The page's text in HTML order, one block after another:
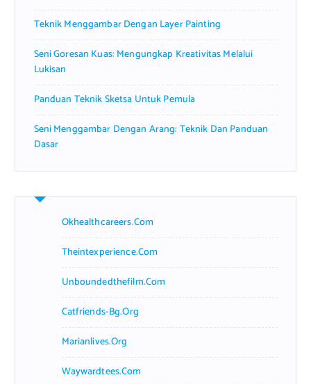
Teknik Menggambar Dengan Layer Painting
Seni Goresan Kuas: Mengungkap Kreativitas Melalui
Lukisan
Panduan Teknik Sketsa Untuk Pemula
Seni Menggambar Dengan Arang: Teknik Dan Panduan
Dasar
Okhealthcareers.com
Theintexperience.com
Unboundedthefilm.com
Catfriends-Bg.org
Marianlives.org
Waywardtees.com